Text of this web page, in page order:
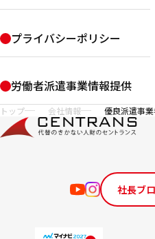
プライバシーポリシー
労働者派遣事業情報提供
サイト内の現在地
トップ 会社情報 優良派遣事
社長ブ